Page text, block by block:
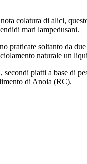
colatura di alici,
mari lampedusani.
praticate soltanto da
naturale un
piatti a base di
di Anoia (RC).